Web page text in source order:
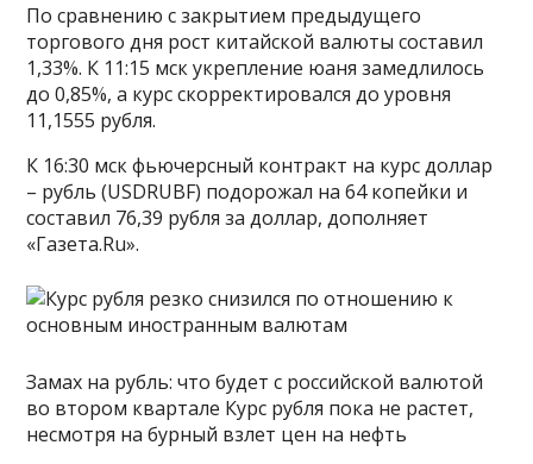
По сравнению с закрытием предыдущего
торгового дня рост китайской валюты составил
1,33%. К 11:15 мск укрепление юаня замедлилось
до 0,85%, а курс скорректировался до уровня
11,1555 рубля.
К 16:30 мск фьючерсный контракт на курс доллар
– рубль (USDRUBF) подорожал на 64 копейки и
составил 76,39 рубля за доллар, дополняет
«Газета.Ru».
Замах на рубль: что будет с российской валютой
во втором квартале Курс рубля пока не растет,
несмотря на бурный взлет цен на нефть